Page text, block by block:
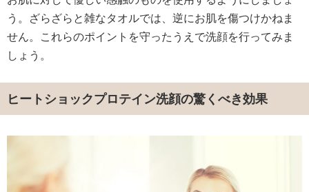
う。ざらざらと雑なタオルでは、逆にお肌を傷つけかねま
せん。これらのポイントを守ったうえで洗顔を行ってみま
しょう。
ヒートショックプロテイン洗顔の驚くべき効果